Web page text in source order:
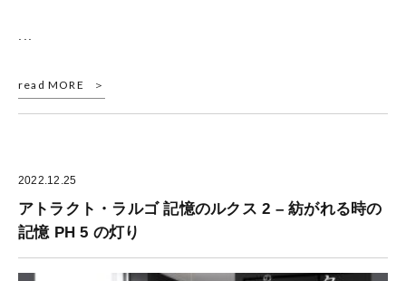
read MORE
2022.12.25
アトラクト・ラルゴ 記憶のルクス 2 – 紡がれる時の
記憶 PH 5 の灯り